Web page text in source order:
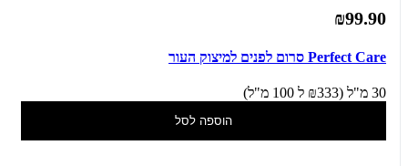
₪99.90
Perfect Care סרום לפנים למיצוק העור
30 מ"ל (₪333 ל 100 מ"ל)
הוספה לסל